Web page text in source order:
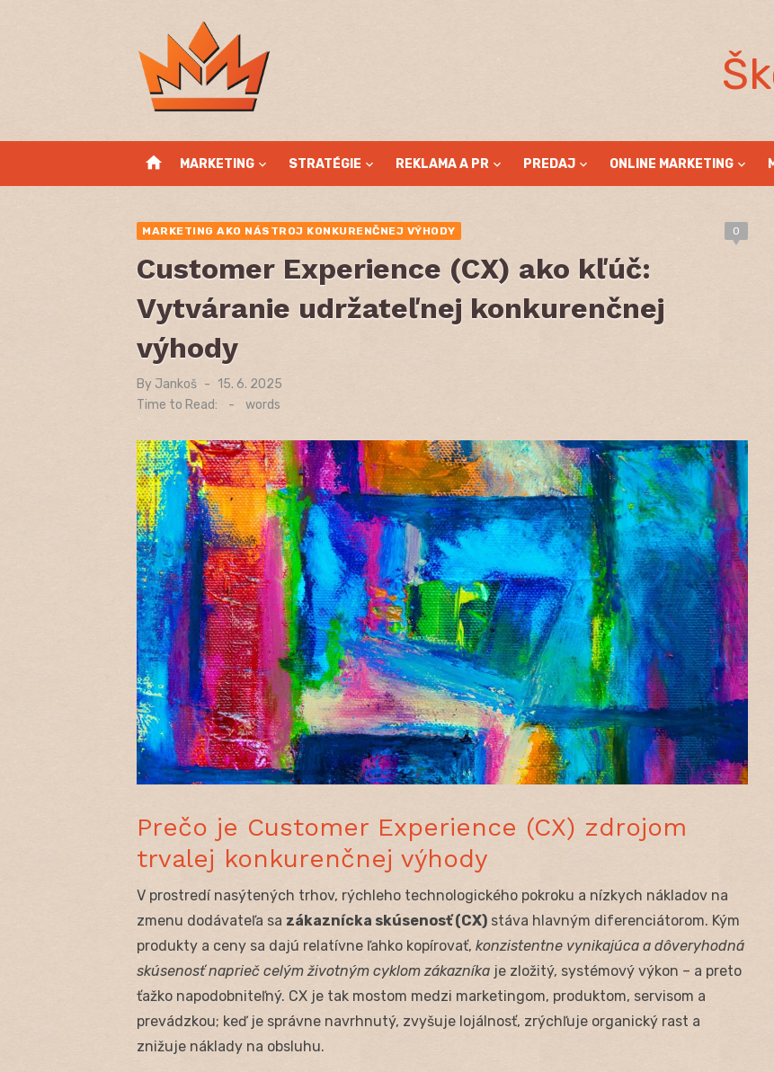
home MARKETING STRATÉGIE REKLAMA A PR PREDAJ ONLINE MARKETING
MARKETING AKO NÁSTROJ KONKURENČNEJ VÝHODY 0
Customer Experience (CX) ako kľúč:
Vytváranie udržateľnej konkurenčnej
výhody
By Jankoš
Posted
15. 6. 2025
Time to Read:
- words
Prečo je Customer Experience (CX) zdrojom
trvalej konkurenčnej výhody
V prostredí nasýtených trhov, rýchleho technologického pokroku a nízkych nákladov na
zmenu dodávateľa sa zákaznícka skúsenosť (CX) stáva hlavným diferenciátorom. Kým
produkty a ceny sa dajú relatívne ľahko kopírovať, konzistentne vynikajúca a dôveryhodná
skúsenosť naprieč celým životným cyklom zákazníka je zložitý, systémový výkon – a preto
ťažko napodobniteľný. CX je tak mostom medzi marketingom, produktom, servisom a
prevádzkou; keď je správne navrhnutý, zvyšuje lojálnosť, zrýchľuje organický rast a
znižuje náklady na obsluhu.